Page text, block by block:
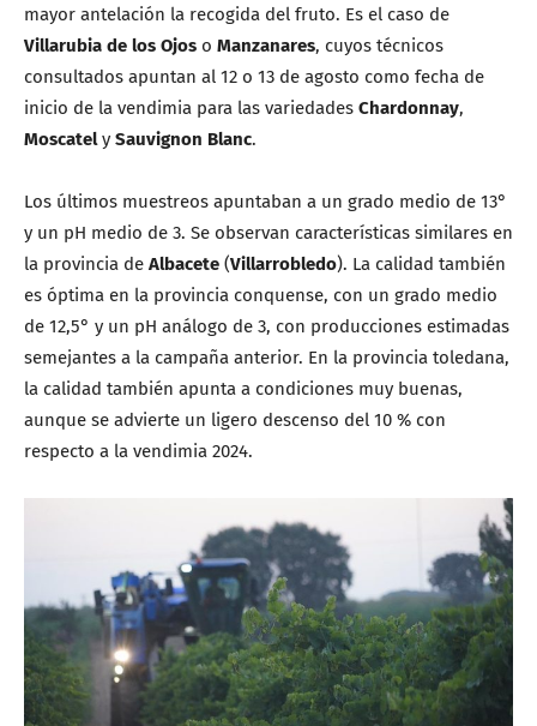
mayor antelación la recogida del fruto. Es el caso de
Villarubia de los Ojos o Manzanares, cuyos técnicos
consultados apuntan al 12 o 13 de agosto como fecha de
inicio de la vendimia para las variedades Chardonnay,
Moscately Sauvignon Blanc.
Los últimos muestreos apuntaban a un grado medio de 13°
y un pH medio de 3. Se observan características similares en
la provincia de Albacete (Villarrobledo). La calidad también
es óptima en la provincia conquense, con un grado medio
de 12,5° y un pH análogo de 3, con producciones estimadas
semejantes a la campaña anterior. En la provincia toledana,
la calidad también apunta a condiciones muy buenas,
aunque se advierte un ligero descenso del 10 % con
respecto a la vendimia 2024.